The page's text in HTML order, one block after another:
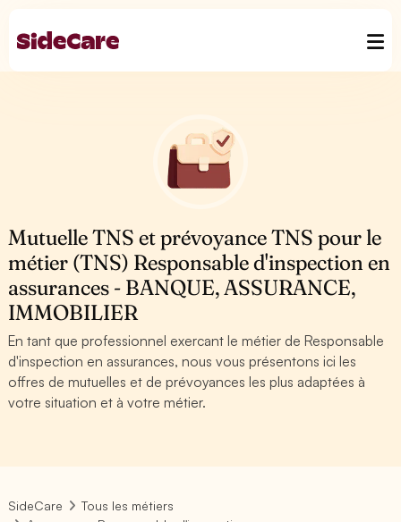
Mutuelle TNS et prévoyance TNS pour le
métier (TNS) Responsable d'inspection en
assurances - BANQUE, ASSURANCE,
IMMOBILIER
En tant que professionnel exercant le métier de Responsable
d'inspection en assurances, nous vous présentons ici les
offres de mutuelles et de prévoyances les plus adaptées à
votre situation et à votre métier.
SideCare
Tous les métiers